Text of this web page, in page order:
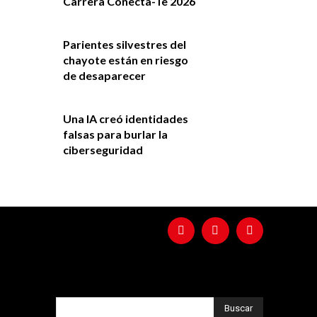
Parientes silvestres del
chayote están en riesgo
de desaparecer
Una IA creó identidades
falsas para burlar la
ciberseguridad
Buscar